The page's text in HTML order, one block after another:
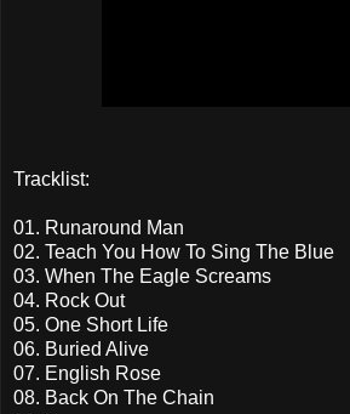
Tracklist:
01. Runaround Man
02. Teach You How To Sing The Blue
03. When The Eagle Screams
04. Rock Out
05. One Short Life
06. Buried Alive
07. English Rose
08. Back On The Chain